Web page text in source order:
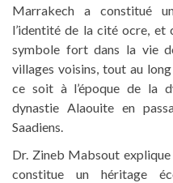
Marrakech a constitué
l’identité de la cité ocre, et
symbole fort dans la vie
villages voisins, tout au
ce soit à l’époque de la
dynastie Alaouite en
Saadiens.
Dr. Zineb Mabsout
constitue un héritage